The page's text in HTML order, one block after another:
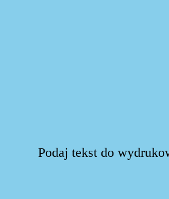
Podaj tekst do